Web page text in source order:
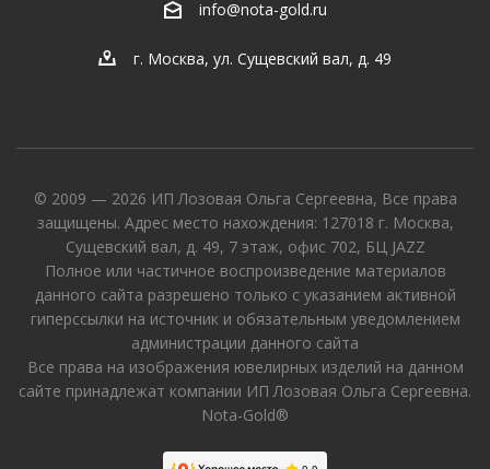
info@nota-gold.ru
г. Москва, ул. Сущевский вал, д. 49
© 2009 — 2026 ИП Лозовая Ольга Сергеевна, Все права
защищены. Адрес место нахождения: 127018 г. Москва,
Сущевский вал, д. 49, 7 этаж, офис 702, БЦ JAZZ
Полное или частичное воспроизведение материалов
данного сайта разрешено только с указанием активной
гиперссылки на источник и обязательным уведомлением
администрации данного сайта
Все права на изображения ювелирных изделий на данном
сайте принадлежат компании ИП Лозовая Ольга Сергеевна.
Nota-Gold®